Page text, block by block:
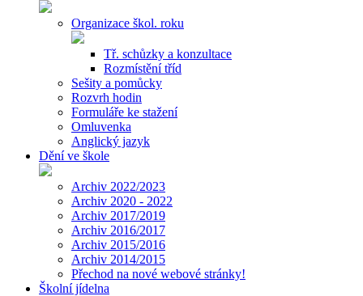
Organizace škol. roku
Tř. schůzky a konzultace
Rozmístění tříd
Sešity a pomůcky
Rozvrh hodin
Formuláře ke stažení
Omluvenka
Anglický jazyk
Dění ve škole
Archiv 2022/2023
Archiv 2020 - 2022
Archiv 2017/2019
Archiv 2016/2017
Archiv 2015/2016
Archiv 2014/2015
Přechod na nové webové stránky!
Školní jídelna